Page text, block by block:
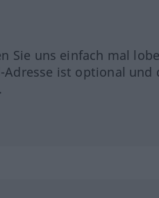
Sie uns einfach mal
Adresse ist optional und